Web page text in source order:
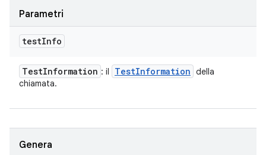
Parametri
testInfo
TestInformation : il TestInformation della
chiamata.
Genera